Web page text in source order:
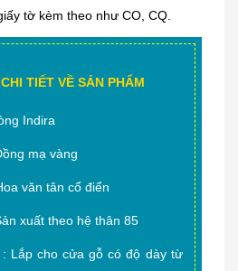
tờ kèm theo như CO, CQ.
TIẾT VỀ SẢN PHẨM
Indira
mạ vàng
tân cổ điển
theo hệ thân 85
cửa gỗ có độ dày từ